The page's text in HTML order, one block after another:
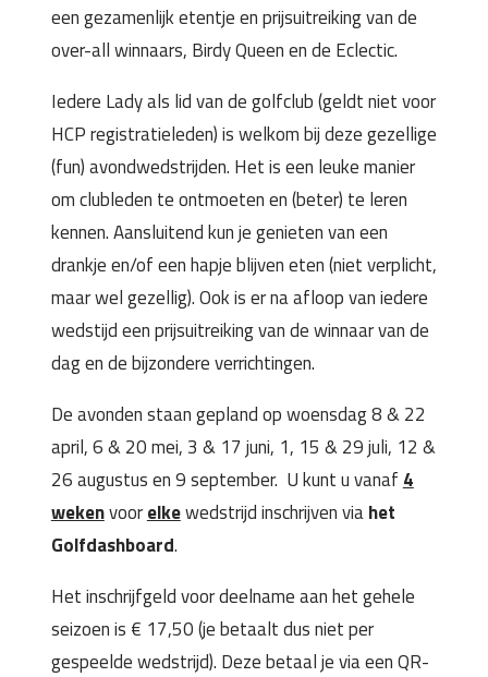
een gezamenlijk etentje en prijsuitreiking van de
over-all winnaars, Birdy Queen en de Eclectic.
Iedere Lady als lid van de golfclub (geldt niet voor
HCP registratieleden) is welkom bij deze gezellige
(fun) avondwedstrijden. Het is een leuke manier
om clubleden te ontmoeten en (beter) te leren
kennen. Aansluitend kun je genieten van een
drankje en/of een hapje blijven eten (niet verplicht,
maar wel gezellig). Ook is er na afloop van iedere
wedstijd een prijsuitreiking van de winnaar van de
dag en de bijzondere verrichtingen.
De avonden staan gepland op woensdag 8 & 22
april, 6 & 20 mei, 3 & 17 juni, 1, 15 & 29 juli, 12 &
26 augustus en 9 september. U kunt u vanaf 4
wekenvoor elkewedstrijd inschrijven viahet
Golfdashboard.
Het inschrijfgeld voor deelname aan het gehele
seizoen is € 17,50 (je betaalt dus niet per
gespeelde wedstrijd). Deze betaal je via een QR-